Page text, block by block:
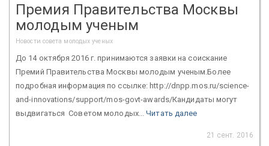
Премия Правительства Москвы
молодым ученым
Новости совета молодых ученых
До 14 октября 2016 г. принимаются заявки на соискание
Премий Правительства Москвы молодым ученым.Более
подробная информация по ссылке: http://dnpp.mos.ru/science-
and-innovations/support/mos-govt-awards/Кандидаты могут
выдвигаться Советом молодых...Читать далее
21 сент. 2016